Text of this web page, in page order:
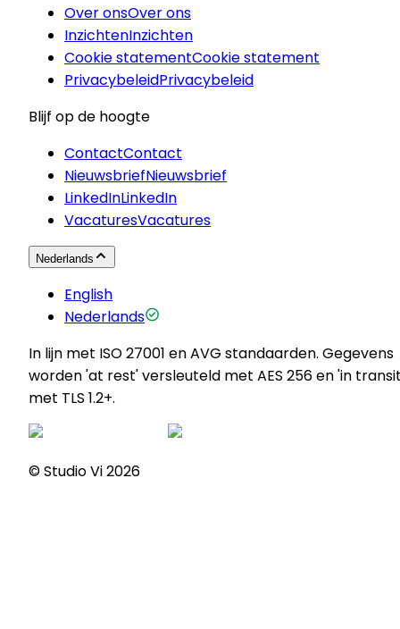
Over onsOver ons
InzichtenInzichten
Cookie statementCookie statement
PrivacybeleidPrivacybeleid
Blijf op de hoogte
ContactContact
NieuwsbriefNieuwsbrief
LinkedInLinkedIn
VacaturesVacatures
Nederlands
English
Nederlands
In lijn met ISO 27001 en AVG standaarden. Gegevens
worden 'at rest' versleuteld met AES 256 en 'in
met TLS 1.2+.
© Studio Vi2026